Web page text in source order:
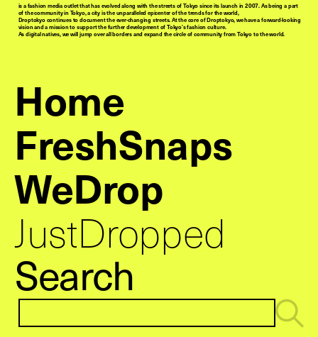
is a fashion media outlet that has evolved along with the streets of Tokyo since its launch in 2007. As being a part
of the community in Tokyo, a city is the unparalleled epicenter of the trends for the world,
Droptokyo continues to document the ever-changing streets. At the core of Droptokyo, we have a forward-looking
vision and a mission to support the further development of Tokyo’s fashion culture.
As digital natives, we will jump over all borders and expand the circle of community from Tokyo to the world.
Home
FreshSnaps
WeDrop
JustDropped
Search